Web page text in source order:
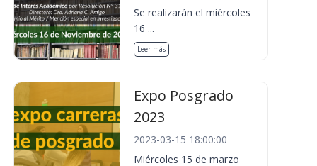
Se realizarán el miércoles
16 ...
Leer más
Expo Posgrado
2023
2023-03-15 18:00:00
Miércoles 15 de marzo